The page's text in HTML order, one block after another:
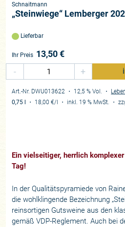
Schnaitmann
„Steinwiege“ Lemberger
Lieferbar
Ihr Preis 13,50€
-
+
Art.-Nr. DWU013622 ・ 12,5 % Vol. ・
0,75 l
・ 18,00 €/l ・ inkl. 19 % MwSt. ・
Ein vielseitiger, herrlich
Tag!
In der Qualitätspyramiede von
die wohlklingende Bezeichnung
reinsortigen Gutsweine aus den
gemäß VDP-Reglement. Auch bei